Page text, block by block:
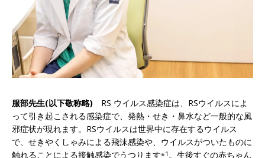
服部先生(以下敬称略) RS ウイルス感染症は、RSウイルスによ
って引き起こされる感染症で、発熱・せき・鼻水など一般的な風
邪症状が現れます。RSウイルスは世界中に存在するウイルス
で、せきやくしゃみによる飛沫感染や、ウイルスがついたものに
触れることによる接触感染でうつります※1 。生後すぐの赤ちゃん